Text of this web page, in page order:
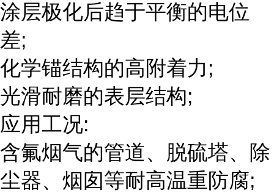
涂层极化后趋于平衡的电位
差;
化学锚结构的高附着力;
光滑耐磨的表层结构;
应用工况:
含氟烟气的管道、脱硫塔、除
尘器、烟囱等耐高温重防腐;